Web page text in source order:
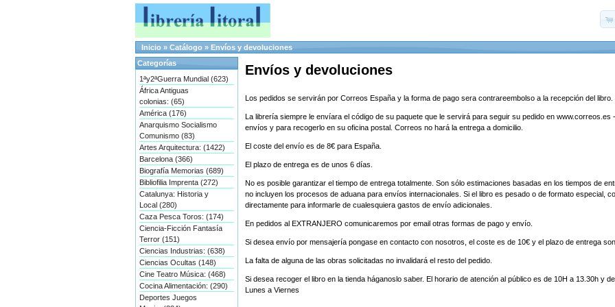
Inicio » Catálogo » Envíos y devoluciones
Envíos y devoluciones
Los pedidos se servirán por Correos España y la forma de pago sera contrareembolso a la recepción del libro.
La librería siempre le envíara el código de su paquete que le servirá para seguir su pedido en www.correos.es
envíos y para recogerlo en su oficina postal. Correos no hará la entrega a domicilio.
El coste del envío es de 8€ para España.
El plazo de entrega es de unos 6 días.
No es posible garantizar el tiempo de entrega totalmente. Son sólo estimaciones basadas en los tiempos de
no incluyen los procesos de aduana para envíos internacionales. Si el libro es pesado o de formato especial,
directamente para informarle de cualesquiera gastos de envío adicionales.
En pedidos al EXTRANJERO comunicaremos por email otras formas de pago y envío.
Si desea envío por mensajería pongase en contacto con nosotros, el coste es de 10€ y el plazo de entrega
La falta de alguna de las obras solicitadas no invalidará el resto del pedido.
Si desea recoger el libro en la tienda háganoslo saber. El horario de atención al público es de 10H a 13.30h y
Lunes a Viernes
Categorías
1ªy2ªGuerra Mundial (623)
África Antiguas
colonias: (65)
América (176)
Anarquismo Socialismo
Comunismo (83)
Artes Arquitectura: (1422)
Barcelona (366)
Biografía Memorias (689)
Bibliofilia Imprenta (272)
Catalunya: Historia y
Local (280)
Caza Pesca Toros: (174)
Ciencia-Ficción Fantasía
Terror (151)
Ciencias Industrias: (638)
Ciencias Ocultas (148)
Cine Teatro Música: (468)
Cocina Alimentación: (290)
Deportes Juegos